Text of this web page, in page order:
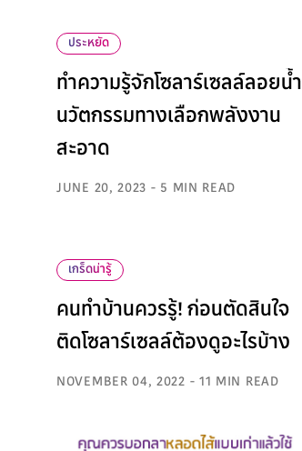
ประหยัด
ทำความรู้จักโซลาร์เซลล์ลอยน้ำ
นวัตกรรมทางเลือกพลังงาน
สะอาด
JUNE 20, 2023 - 5 MIN READ
เกร็ดน่ารู้
คนทำบ้านควรรู้! ก่อนตัดสินใจ
ติดโซลาร์เซลล์ต้องดูอะไรบ้าง
NOVEMBER 04, 2022 - 11 MIN READ